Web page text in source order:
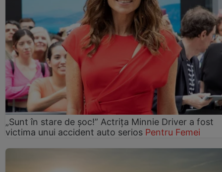
„Sunt în stare de șoc!” Actrița Minnie Driver a fost
victima unui accident auto serios Pentru Femei